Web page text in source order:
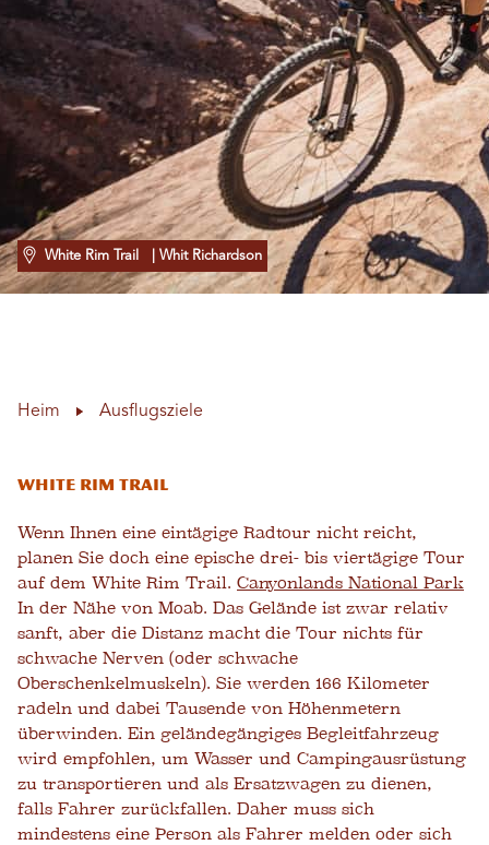
White Rim Trail | Whit Richardson
Heim Ausflugsziele
White Rim Trail
Wenn Ihnen eine eintägige Radtour nicht reicht,
planen Sie doch eine epische drei- bis viertägige Tour
auf dem White Rim Trail. Canyonlands National Park
In der Nähe von Moab. Das Gelände ist zwar relativ
sanft, aber die Distanz macht die Tour nichts für
schwache Nerven (oder schwache
Oberschenkelmuskeln). Sie werden 166 Kilometer
radeln und dabei Tausende von Höhenmetern
überwinden. Ein geländegängiges Begleitfahrzeug
wird empfohlen, um Wasser und Campingausrüstung
zu transportieren und als Ersatzwagen zu dienen,
falls Fahrer zurückfallen. Daher muss sich
mindestens eine Person als Fahrer melden oder sich